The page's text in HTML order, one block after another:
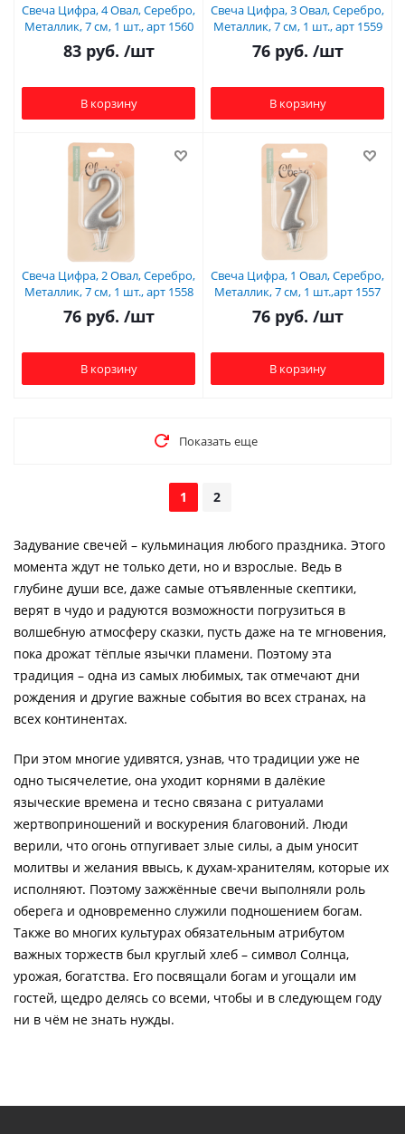
Свеча Цифра, 4 Овал, Серебро,
Металлик, 7 см, 1 шт., арт 1560
83руб. /шт
В корзину
Свеча Цифра, 3 Овал, Серебро,
Металлик, 7 см, 1 шт., арт 1559
76руб. /шт
В корзину
Свеча Цифра, 2 Овал, Серебро,
Металлик, 7 см, 1 шт., арт 1558
76руб. /шт
В корзину
Свеча Цифра, 1 Овал, Серебро,
Металлик, 7 см, 1 шт.,арт 1557
76руб. /шт
В корзину
Показать еще
1 2
Задувание свечей – кульминация любого праздника. Этого
момента ждут не только дети, но и взрослые. Ведь в
глубине души все, даже самые отъявленные скептики,
верят в чудо и радуются возможности погрузиться в
волшебную атмосферу сказки, пусть даже на те мгновения,
пока дрожат тёплые язычки пламени. Поэтому эта
традиция – одна из самых любимых, так отмечают дни
рождения и другие важные события во всех странах, на
всех континентах.
При этом многие удивятся, узнав, что традиции уже не
одно тысячелетие, она уходит корнями в далёкие
языческие времена и тесно связана с ритуалами
жертвоприношений и воскурения благовоний. Люди
верили, что огонь отпугивает злые силы, а дым уносит
молитвы и желания ввысь, к духам-хранителям, которые их
исполняют. Поэтому зажжённые свечи выполняли роль
оберега и одновременно служили подношением богам.
Также во многих культурах обязательным атрибутом
важных торжеств был круглый хлеб – символ Солнца,
урожая, богатства. Его посвящали богам и угощали им
гостей, щедро делясь со всеми, чтобы и в следующем году
ни в чём не знать нужды.